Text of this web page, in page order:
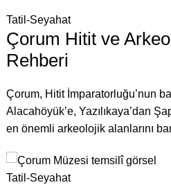
Tatil-Seyahat
Çorum Hitit ve
Rehberi
Çorum, Hitit İmparatorluğu’nun
Alacahöyük’e, Yazılıkaya’dan
en önemli arkeolojik alanlarını
Tatil-Seyahat